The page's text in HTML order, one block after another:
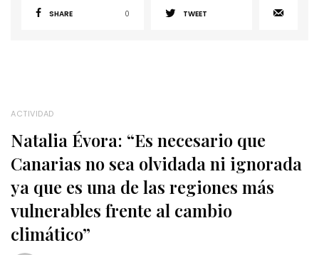
SHARE 0 TWEET
ACTIVIDAD
Natalia Évora: “Es necesario que
Canarias no sea olvidada ni ignorada
ya que es una de las regiones más
vulnerables frente al cambio
climático”